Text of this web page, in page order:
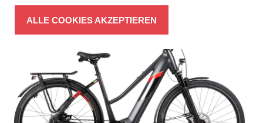
ALLE COOKIES AKZEPTIEREN